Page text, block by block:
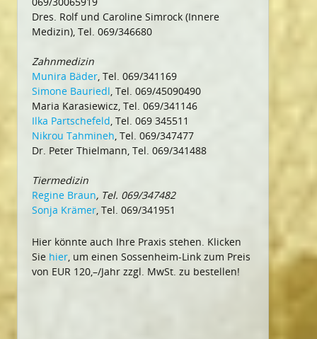
Dres. Rolf und Caroline Simrock (Innere
Medizin), Tel. 069/346680
Zahnmedizin
Munira Bäder, Tel. 069/341169
Simone Bauriedl, Tel. 069/45090490
Maria Karasiewicz, Tel. 069/341146
Ilka Partschefeld, Tel. 069 345511
Nikrou Tahmineh, Tel. 069/347477
Dr. Peter Thielmann, Tel. 069/341488
Tiermedizin
Regine Braun, Tel. 069/347482
Sonja Krämer, Tel. 069/341951
Hier könnte auch Ihre Praxis stehen. Klicken
Sie hier, um einen Sossenheim-Link zum Preis
von EUR 120,–/Jahr zzgl. MwSt. zu bestellen!